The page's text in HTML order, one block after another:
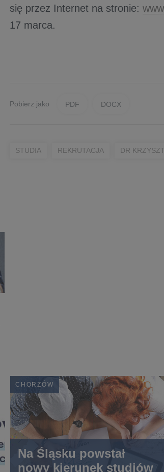
się przez Internet na stronie:
17 marca.
Pobierz jako PDF DOCX
STUDIA REKRUTACJA DR
CHORZÓW
Na Śląsku powstał
nowy kierunek studiów